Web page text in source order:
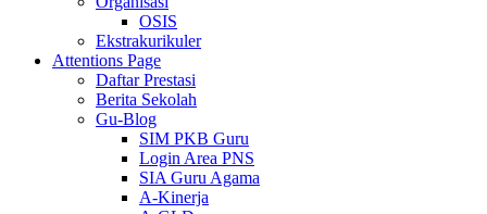
OSIS
Ekstrakurikuler
Attentions Page
Daftar Prestasi
Berita Sekolah
Gu-Blog
SIM PKB Guru
Login Area PNS
SIA Guru Agama
A-Kinerja